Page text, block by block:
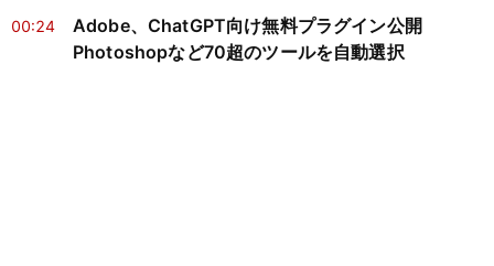
00:24
Adobe、ChatGPT向け無料プラグイン公開
Photoshopなど70超のツールを自動選択